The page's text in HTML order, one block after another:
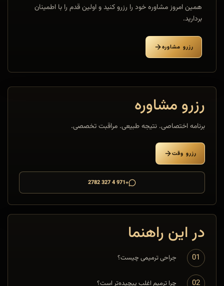
همین امروز مشاوره خود را رزرو کنید و اولین قدم را با اطمینان
بردارید.
رزرو مشاوره
رزرو مشاوره
برنامه اختصاصی. نتیجه طبیعی. مراقبت تخصصی.
رزرو وقت
+971 4 327 2782
در این راهنما
01 جراحی ترمیمی چیست؟
02 چرا ترمیم اغلب پیچیده‌تر است؟